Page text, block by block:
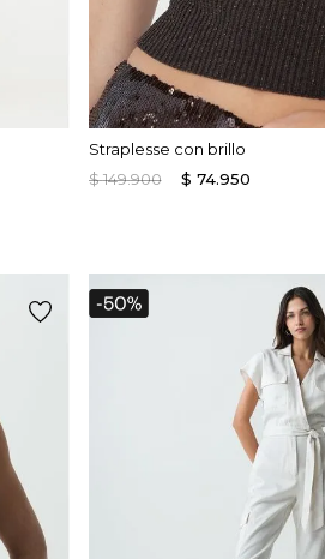
Straplesse con brillo
$149.900 $ 74.950